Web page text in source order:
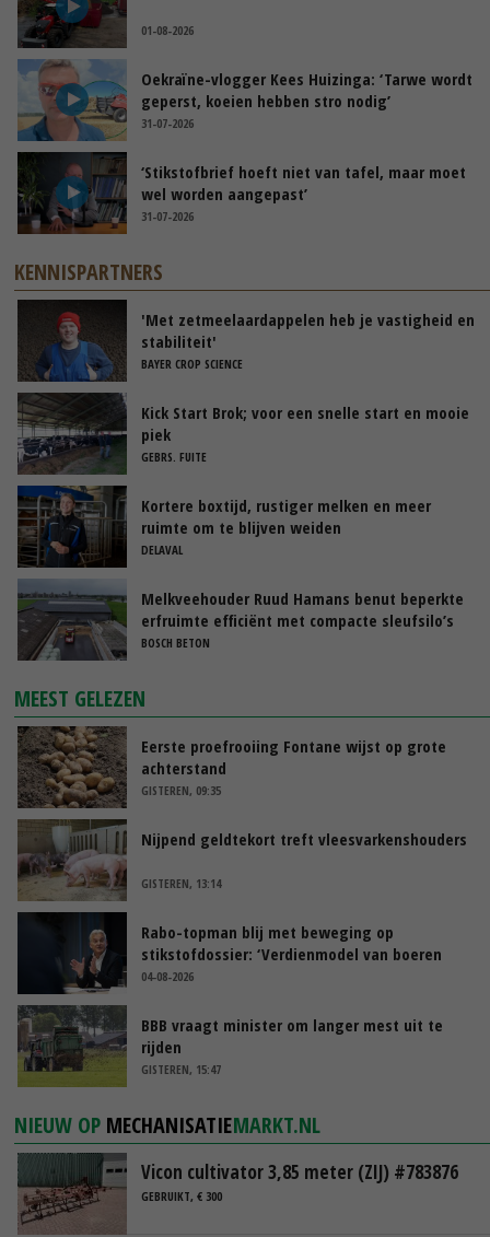
01-08-2026
Oekraïne-vlogger Kees Huizinga: ‘Tarwe wordt
geperst, koeien hebben stro nodig’
31-07-2026
‘Stikstofbrief hoeft niet van tafel, maar moet
wel worden aangepast’
31-07-2026
KENNISPARTNERS
'Met zetmeelaardappelen heb je vastigheid en
stabiliteit'
BAYER CROP SCIENCE
Kick Start Brok; voor een snelle start en mooie
piek
GEBRS. FUITE
Kortere boxtijd, rustiger melken en meer
ruimte om te blijven weiden
DELAVAL
Melkveehouder Ruud Hamans benut beperkte
erfruimte efficiënt met compacte sleufsilo’s
BOSCH BETON
MEEST GELEZEN
Eerste proefrooiing Fontane wijst op grote
achterstand
GISTEREN, 09:35
Nijpend geldtekort treft vleesvarkenshouders
GISTEREN, 13:14
Rabo-topman blij met beweging op
stikstofdossier: ‘Verdienmodel van boeren
blijft cruciaal’
04-08-2026
BBB vraagt minister om langer mest uit te
rijden
GISTEREN, 15:47
NIEUW OP MECHANISATIEMARKT.NL
Vicon cultivator 3,85 meter (ZIJ) #783876
GEBRUIKT, € 300